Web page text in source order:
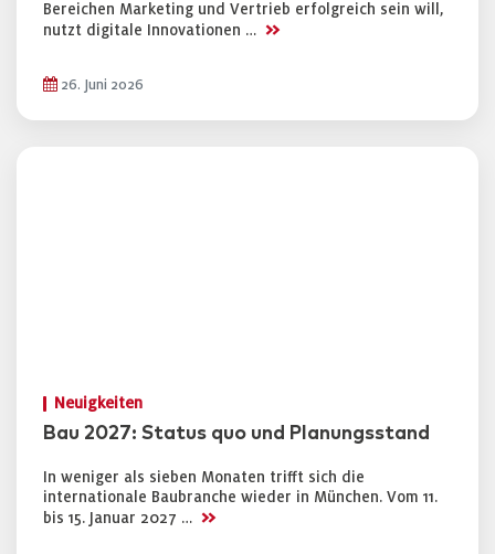
Bereichen Marketing und Vertrieb erfolgreich sein will,
nutzt digitale Innovationen … >>
26. Juni 2026
Neuigkeiten
Bau 2027: Status quo und Planungsstand
In weniger als sieben Monaten trifft sich die
internationale Baubranche wieder in München. Vom 11.
bis 15. Januar 2027 … >>